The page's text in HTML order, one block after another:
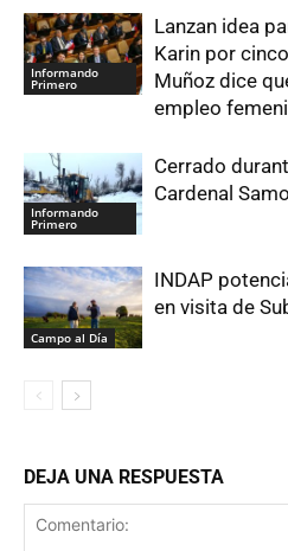
Informando
Primero
Lanzan idea
Karin por
Muñoz dice
empleo
Informando
Primero
Cerrado
Cardenal
Campo al Día
INDAP
en visita de
DEJA UNA RESPUESTA